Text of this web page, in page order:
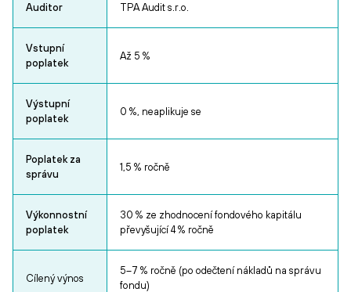
Auditor TPA Audit s.r.o.
Vstupní
poplatek
Až 5 %
Výstupní
poplatek
0 %, neaplikuje se
Poplatek za
správu
1,5 % ročně
Výkonnostní
poplatek
30 % ze zhodnocení fondového kapitálu
převyšující 4 % ročně
Cílený výnos
5–7 % ročně (po odečtení nákladů na správu
fondu)